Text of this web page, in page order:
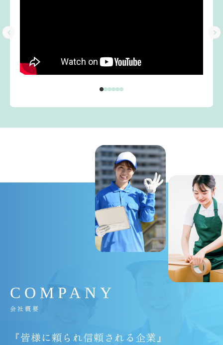
C O M P A N Y
会社概要
『皆様に頼られ信頼される企業』